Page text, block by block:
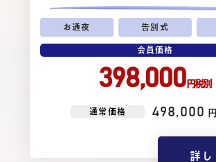
お通夜 告別式
会員価格
398,000円税別
通常価格 498,000
詳し